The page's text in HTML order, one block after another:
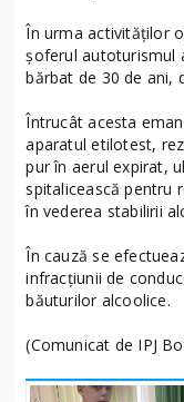
În urma activităților
șoferul autoturismul
bărbat de 30 de ani,
Întrucât acesta
aparatul etilotest,
pur în aerul expirat,
spitalicească pentru
în vederea stabilirii
În cauză se
infracțiunii de
băuturilor alcoolice.
(Comunicat de IPJ